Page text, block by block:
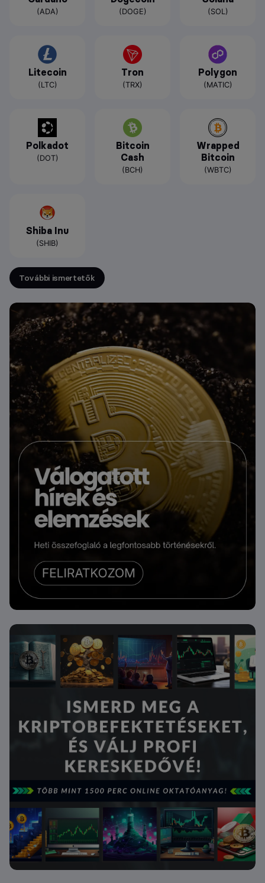
(ADA) (DOGE) (SOL)
Litecoin
(LTC)
Tron
(TRX)
Polygon
(MATIC)
Polkadot
(DOT)
Bitcoin
Cash
(BCH)
Wrapped
Bitcoin
(WBTC)
Shiba Inu
(SHIB)
További ismertetők